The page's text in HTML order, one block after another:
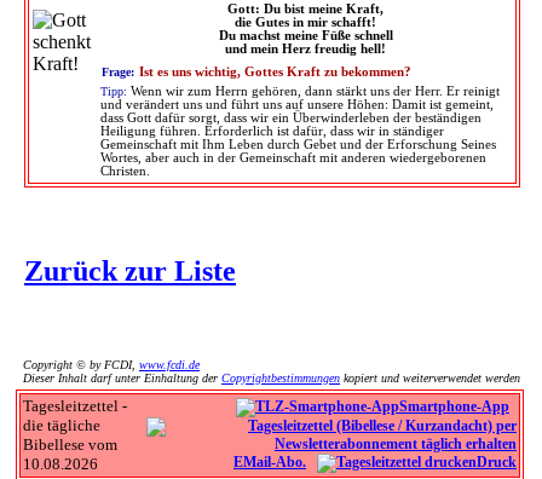
Gott: Du bist meine Kraft,
die Gutes in mir schafft!
Du machst meine Füße schnell
und mein Herz freudig hell!
Frage: Ist es uns wichtig, Gottes Kraft zu bekommen?
Tipp: Wenn wir zum Herrn gehören, dann stärkt uns der Herr. Er reinigt
und verändert uns und führt uns auf unsere Höhen: Damit ist gemeint,
dass Gott dafür sorgt, dass wir ein Überwinderleben der beständigen
Heiligung führen. Erforderlich ist dafür, dass wir in ständiger
Gemeinschaft mit Ihm Leben durch Gebet und der Erforschung Seines
Wortes, aber auch in der Gemeinschaft mit anderen wiedergeborenen
Christen.
Zurück zur Liste
Copyright © by FCDI, www.fcdi.de
Dieser Inhalt darf unter Einhaltung der Copyrightbestimmungen kopiert und weiterverwendet werden
Tagesleitzettel -
die tägliche
Bibellese vom
10.08.2026
Smartphone-App
EMail-Abo. Druck